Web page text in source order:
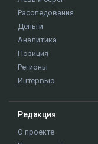
Расследования
Деньги
Аналитика
Позиция
Регионы
Интервью
Редакция
О проекте